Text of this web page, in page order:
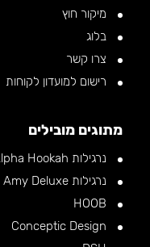
מיקור חוץ
בלוג
צרו קשר
רישום למועדון לקוחות
מתוגים מובילים
נרגילות Alpha Hookah
נרגילות Amy Deluxe